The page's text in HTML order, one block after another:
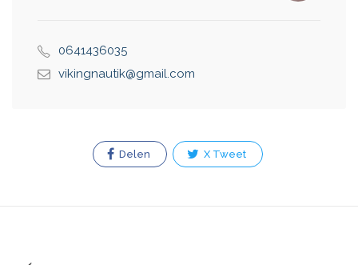
0641436035
vikingnautik@gmail.com
Delen X Tweet